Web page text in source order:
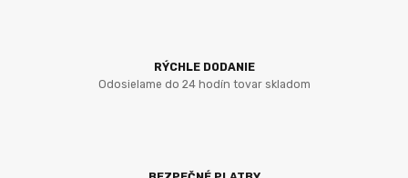
RÝCHLE DODANIE
Odosielame do 24 hodín tovar skladom